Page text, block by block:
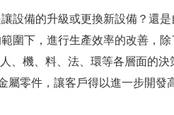
備的升級或更換新設備？還
圍下，進行生產效率的改善，
機、料、法、環等各層面的
零件，讓客戶得以進一步開發